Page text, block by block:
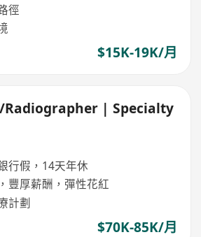
徑
$15K-19K/月
| Specialty
行假，14天年休
豐厚薪酬，彈性花紅
計劃
$70K-85K/月